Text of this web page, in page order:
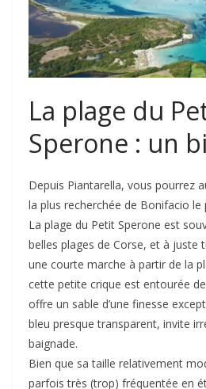
La plage du
Sperone : un
Depuis Piantarella, vous pourrez
la plus recherchée de Bonifacio le
La plage du Petit Sperone est
belles plages de Corse, et à juste
une courte marche à partir de la
cette petite crique est entourée
offre un sable d’une finesse
bleu presque transparent, invite
baignade.
Bien que sa taille relativement
parfois très (trop) fréquentée en